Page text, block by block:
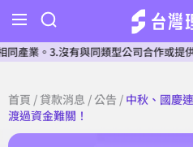
3.沒有與同類型公司合作或提供您
首頁 / 貸款消息 / 公告 / 中秋、國慶
渡過資金難關！